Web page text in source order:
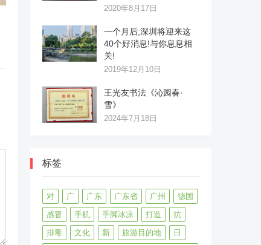
2020年8月17日
一个月后,深圳将迎来这
40个好消息!与你息息相
关!
2019年12月10日
王光友书法《沁园春·
雪》
2024年7月18日
标签
对 广 广东 广东省 广州
德国
感冒
手机 手脚冰凉 打造
抗
排毒
文化 新 旅游目的地
日